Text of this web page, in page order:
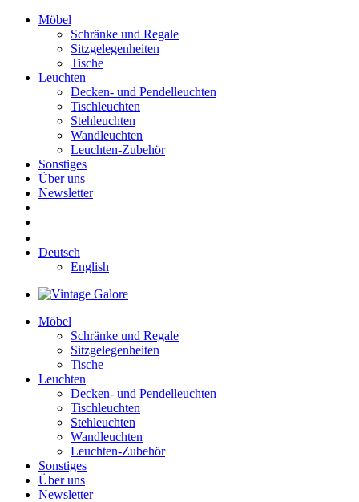
Möbel
Schränke und Regale
Sitzgelegenheiten
Tische
Leuchten
Decken- und Pendelleuchten
Tischleuchten
Stehleuchten
Wandleuchten
Leuchten-Zubehör
Sonstiges
Über uns
Newsletter
Deutsch
English
Möbel
Schränke und Regale
Sitzgelegenheiten
Tische
Leuchten
Decken- und Pendelleuchten
Tischleuchten
Stehleuchten
Wandleuchten
Leuchten-Zubehör
Sonstiges
Über uns
Newsletter